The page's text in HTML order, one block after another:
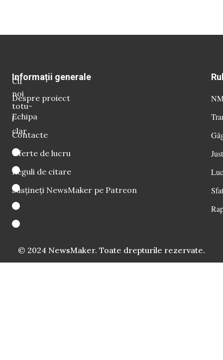
Cu
noi
totu-
i
clar
Informații generale
Despre proiect
Echipa
Contacte
Oferte de lucru
Reguli de citare
Susțineți NewsMaker pe Patreon
© 2024 NewsMaker. Toate drepturile rezervate.